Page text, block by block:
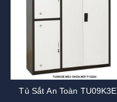
Tủ Sắt An Toàn TU09K3E